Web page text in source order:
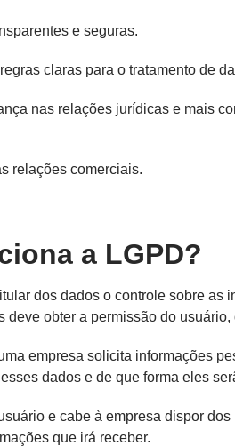
e seguras.
claras para o tratamento de
nas relações jurídicas e mais
relações comerciais.
a LGPD?
dos dados o controle sobre as
deve obter a permissão do
empresa solicita informações
dados e de que forma eles
e cabe à empresa dispor
que irá receber.